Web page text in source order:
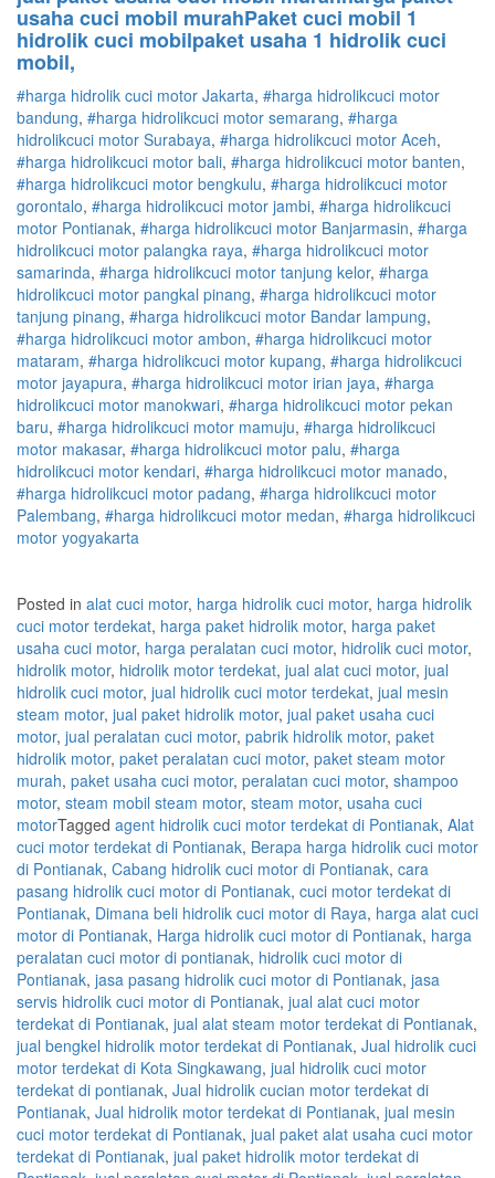
usaha cuci mobil murahPaket cuci mobil 1
hidrolik cuci mobilpaket usaha 1 hidrolik cuci
mobil,
#harga hidrolik cuci motor Jakarta, #harga hidrolikcuci motor
bandung, #harga hidrolikcuci motor semarang, #harga
hidrolikcuci motor Surabaya, #harga hidrolikcuci motor Aceh,
#harga hidrolikcuci motor bali, #harga hidrolikcuci motor banten,
#harga hidrolikcuci motor bengkulu, #harga hidrolikcuci motor
gorontalo, #harga hidrolikcuci motor jambi, #harga hidrolikcuci
motor Pontianak, #harga hidrolikcuci motor Banjarmasin, #harga
hidrolikcuci motor palangka raya, #harga hidrolikcuci motor
samarinda, #harga hidrolikcuci motor tanjung kelor, #harga
hidrolikcuci motor pangkal pinang, #harga hidrolikcuci motor
tanjung pinang, #harga hidrolikcuci motor Bandar lampung,
#harga hidrolikcuci motor ambon, #harga hidrolikcuci motor
mataram, #harga hidrolikcuci motor kupang, #harga hidrolikcuci
motor jayapura, #harga hidrolikcuci motor irian jaya, #harga
hidrolikcuci motor manokwari, #harga hidrolikcuci motor pekan
baru, #harga hidrolikcuci motor mamuju, #harga hidrolikcuci
motor makasar, #harga hidrolikcuci motor palu, #harga
hidrolikcuci motor kendari, #harga hidrolikcuci motor manado,
#harga hidrolikcuci motor padang, #harga hidrolikcuci motor
Palembang, #harga hidrolikcuci motor medan, #harga hidrolikcuci
motor yogyakarta
Posted in alat cuci motor, harga hidrolik cuci motor, harga hidrolik
cuci motor terdekat, harga paket hidrolik motor, harga paket
usaha cuci motor, harga peralatan cuci motor, hidrolik cuci motor,
hidrolik motor, hidrolik motor terdekat, jual alat cuci motor, jual
hidrolik cuci motor, jual hidrolik cuci motor terdekat, jual mesin
steam motor, jual paket hidrolik motor, jual paket usaha cuci
motor, jual peralatan cuci motor, pabrik hidrolik motor, paket
hidrolik motor, paket peralatan cuci motor, paket steam motor
murah, paket usaha cuci motor, peralatan cuci motor, shampoo
motor, steam mobil steam motor, steam motor, usaha cuci
motorTagged agent hidrolik cuci motor terdekat di Pontianak, Alat
cuci motor terdekat di Pontianak, Berapa harga hidrolik cuci motor
di Pontianak, Cabang hidrolik cuci motor di Pontianak, cara
pasang hidrolik cuci motor di Pontianak, cuci motor terdekat di
Pontianak, Dimana beli hidrolik cuci motor di Raya, harga alat cuci
motor di Pontianak, Harga hidrolik cuci motor di Pontianak, harga
peralatan cuci motor di pontianak, hidrolik cuci motor di
Pontianak, jasa pasang hidrolik cuci motor di Pontianak, jasa
servis hidrolik cuci motor di Pontianak, jual alat cuci motor
terdekat di Pontianak, jual alat steam motor terdekat di Pontianak,
jual bengkel hidrolik motor terdekat di Pontianak, Jual hidrolik cuci
motor terdekat di Kota Singkawang, jual hidrolik cuci motor
terdekat di pontianak, Jual hidrolik cucian motor terdekat di
Pontianak, Jual hidrolik motor terdekat di Pontianak, jual mesin
cuci motor terdekat di Pontianak, jual paket alat usaha cuci motor
terdekat di Pontianak, jual paket hidrolik motor terdekat di